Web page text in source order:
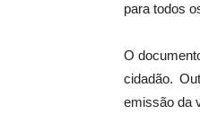
para todos
O
cidadão.
emissão da